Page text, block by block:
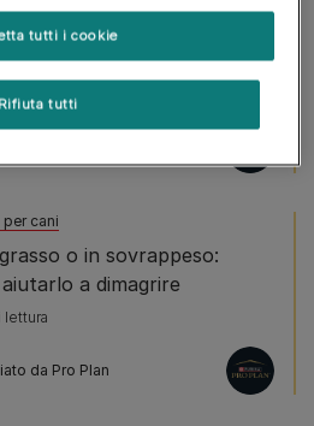
esigienze specifiche
- Il contatto fisico
lettura
per cani
o in sovrappeso:
a dimagrire
lettura
da Pro Plan
Rifiuta tutti
tutti i cookie